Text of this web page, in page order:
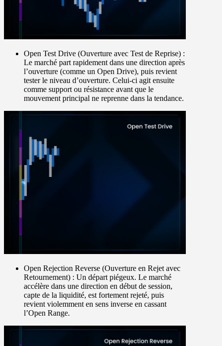
Open Test Drive (Ouverture avec Test de Reprise) :
Le marché part rapidement dans une direction après
l’ouverture (comme un Open Drive), puis revient
tester le niveau d’ouverture. Celui-ci agit ensuite
comme support ou résistance avant que le
mouvement principal ne reprenne dans la tendance.
Open Rejection Reverse (Ouverture en Rejet avec
Retournement) : Un départ piégeux. Le marché
accélère dans une direction en début de session,
capte de la liquidité, est fortement rejeté, puis
revient violemment en sens inverse en cassant
l’Open Range.